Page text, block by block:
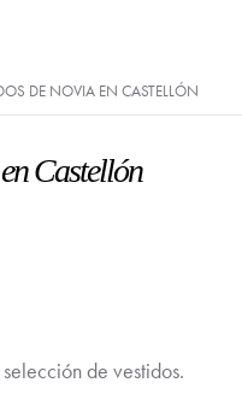
DE NOVIA EN CASTELLÓN
Castellón
de vestidos.